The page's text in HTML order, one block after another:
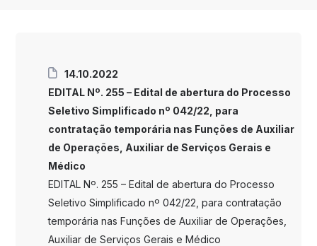
14.10.2022
EDITAL Nº. 255 – Edital de abertura do Processo
Seletivo Simplificado nº 042/22, para
contratação temporária nas Funções de Auxiliar
de Operações, Auxiliar de Serviços Gerais e
Médico
EDITAL Nº. 255 – Edital de abertura do Processo
Seletivo Simplificado nº 042/22, para contratação
temporária nas Funções de Auxiliar de Operações,
Auxiliar de Serviços Gerais e Médico